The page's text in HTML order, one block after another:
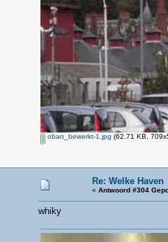
oban_bewerkt-1.jpg (62.71 KB,
Re: Welke Haven
« Antwoord #304
whiky